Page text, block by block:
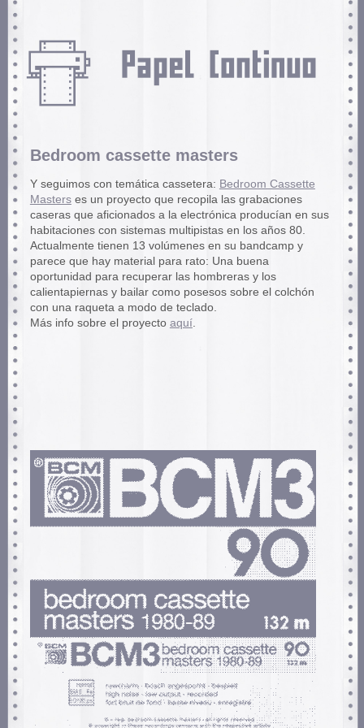
Bedroom cassette masters
Y seguimos con temática cassetera: Bedroom Cassette
Masterses un proyecto que recopila las grabaciones
caseras que aficionados a la electrónica producían en sus
habitaciones con sistemas multipistas en los años 80.
Actualmente tienen 13 volúmenes en su bandcamp y
parece que hay material para rato: Una buena
oportunidad para recuperar las hombreras y los
calientapiernas y bailar como posesos sobre el colchón
con una raqueta a modo de teclado.
Más info sobre el proyecto aquí.